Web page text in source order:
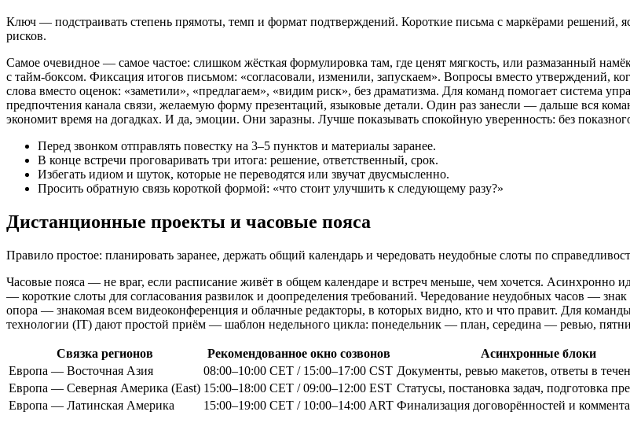
Ключ — подстраивать степень прямоты, темп и формат подтверждений. Короткие письма с маркёрами решений,
рисков.
Самое очевидное — самое частое: слишком жёсткая формулировка там, где ценят мягкость, или размазанный
с тайм-боксом. Фиксация итогов письмом: «согласовали, изменили, запускаем». Вопросы вместо утверждений,
слова вместо оценок: «заметили», «предлагаем», «видим риск», без драматизма. Для команд помогает система
предпочтения канала связи, желаемую форму презентаций, языковые детали. Один раз занесли — дальше вся
экономит время на догадках. И да, эмоции. Они заразны. Лучше показывать спокойную уверенность: без
Перед звонком отправлять повестку на 3–5 пунктов и материалы заранее.
В конце встречи проговаривать три итога: решение, ответственный, срок.
Избегать идиом и шуток, которые не переводятся или звучат двусмысленно.
Просить обратную связь короткой формой: «что стоит улучшить к следующему разу?»
Дистанционные проекты и часовые пояса
Правило простое: планировать заранее, держать общий календарь и чередовать неудобные слоты по
Часовые пояса — не враг, если расписание живёт в общем календаре и встреч меньше, чем хочется. Асинхронно
— короткие слоты для согласования развилок и доопределения требований. Чередование неудобных часов —
опора — знакомая всем видеоконференция и облачные редакторы, в которых видно, кто и что правит. Для
технологии (IT) дают простой приём — шаблон недельного цикла: понедельник — план, середина — ревью,
Связка регионов Рекомендованное окно созвонов
Асинхронные блоки
Европа — Восточная Азия
08:00–10:00 CET / 15:00–17:00 CST Документы, ревью макетов, ответы в
Европа — Северная Америка (East) 15:00–18:00 CET / 09:00–12:00 EST Статусы, постановка задач, подготовка
Европа — Латинская Америка
15:00–19:00 CET / 10:00–14:00 ART Финализация договорённостей и